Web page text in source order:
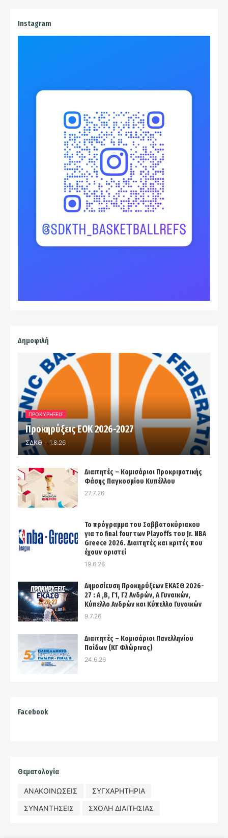
Instagram
Δημοφιλή
ΠΡΟΚΥΡΗΞΕΙΣ
Προκηρύξεις ΕΟΚ 2026-2027
ΣΔΚΘ - 1.8.26
Διαιτητές – Κομισάριοι Προκριματικής
Φάσης Παγκοσμίου Κυπέλλου
27.7.26
Το πρόγραμμα του Σαββατοκύριακου
για το final four των Playoffs του Jr. NBA
Greece 2026. Διαιτητές και κριτές που
έχουν οριστεί
19.6.26
Δημοσίευση Προκηρύξεων ΕΚΑΣΘ 2026-
27 : Α ,Β, Γ1, Γ2 Ανδρών, Α Γυναικών,
Κύπελλο Ανδρών και Κύπελλο Γυναικών
9.7.26
Διαιτητές – Κομισάριοι Πανελληνίου
Παίδων (ΚΓ Φλώρινας)
24.6.26
Facebook
Θεματολογία
ΑΝΑΚΟΙΝΩΣΕΙΣ
ΣΥΓΧΑΡΗΤΗΡΙΑ
ΣΥΝΑΝΤΗΣΕΙΣ
ΣΧΟΛΗ ΔΙΑΙΤΗΣΙΑΣ